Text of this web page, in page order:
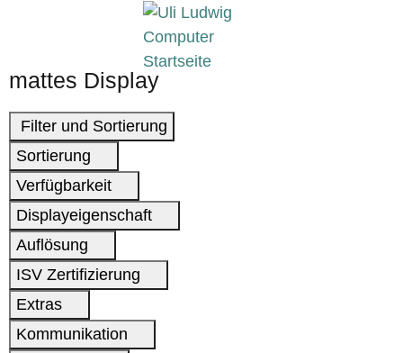
mattes Display
Filter und Sortierung
Sortierung
Verfügbarkeit
Displayeigenschaft
Auflösung
ISV Zertifizierung
Extras
Kommunikation